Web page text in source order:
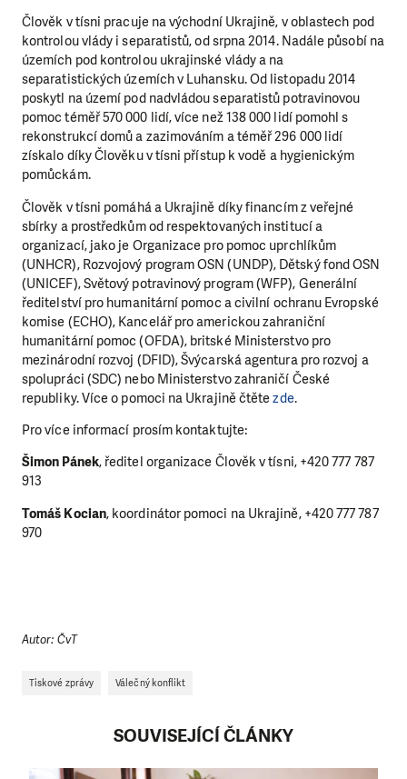
Člověk v tísni pracuje na východní Ukrajině, v oblastech pod
kontrolou vlády i separatistů, od srpna 2014. Nadále působí na
územích pod kontrolou ukrajinské vlády a na
separatistických územích v Luhansku. Od listopadu 2014
poskytl na území pod nadvládou separatistů potravinovou
pomoc téměř 570 000 lidí, více než 138 000 lidí pomohl s
rekonstrukcí domů a zazimováním a téměř 296 000 lidí
získalo díky Člověku v tísni přístup k vodě a hygienickým
pomůckám.
Člověk v tísni pomáhá a Ukrajině díky financím z veřejné
sbírky a prostředkům od respektovaných institucí a
organizací, jako je Organizace pro pomoc uprchlíkům
(UNHCR), Rozvojový program OSN (UNDP), Dětský fond OSN
(UNICEF), Světový potravinový program (WFP), Generální
ředitelství pro humanitární pomoc a civilní ochranu Evropské
komise (ECHO), Kancelář pro americkou zahraniční
humanitární pomoc (OFDA), britské Ministerstvo pro
mezinárodní rozvoj (DFID), Švýcarská agentura pro rozvoj a
spolupráci (SDC) nebo Ministerstvo zahraničí České
republiky.Více o pomoci na Ukrajině čtětezde.
Pro více informací prosím kontaktujte:
Šimon Pánek, ředitel organizace Člověk v tísni, +420 777 787
913
Tomáš Kocian, koordinátor pomoci na Ukrajině, +420 777 787
970
Autor: ČvT
Tiskové zprávy Válečný konflikt
SOUVISEJÍCÍ ČLÁNKY